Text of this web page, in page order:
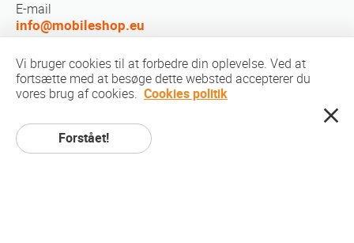
E-mail
info@mobileshop.eu
FÅ SOCIALE
Vi bruger cookies til at forbedre din oplevelse. Ved at
fortsætte med at besøge dette websted accepterer du
vores brug af cookies. Cookies politik
Forstået!